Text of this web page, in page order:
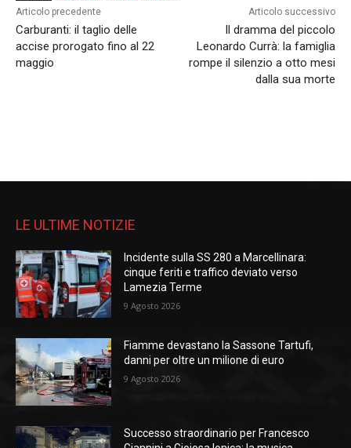
Articolo precedente
Carburanti: il taglio delle
accise prorogato fino al 22
maggio
Articolo successivo
Il dramma del piccolo
Leonardo Currà: la famiglia
rompe il silenzio a otto mesi
dalla sua morte
LE ULTIME NOTIZIE
Incidente sulla SS 280 a Marcellinara:
cinque feriti e traffico deviato verso
Lamezia Terme
9 Agosto 2026
Fiamme devastano la Sassone Tartufi,
danni per oltre un milione di euro
9 Agosto 2026
Successo straordinario per Francesco